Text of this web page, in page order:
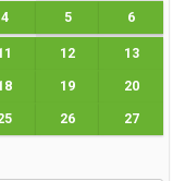
4 5 6
12 13
19 20
26 27